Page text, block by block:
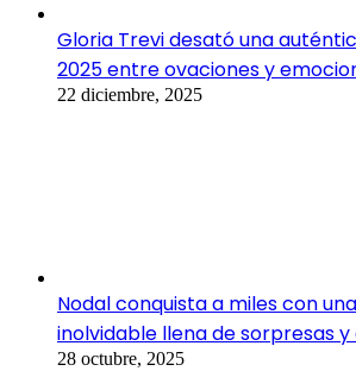
Gloria Trevi desató una
2025 entre ovaciones y
22 diciembre, 2025
Nodal conquista a miles con
inolvidable llena de sorpresas
28 octubre, 2025